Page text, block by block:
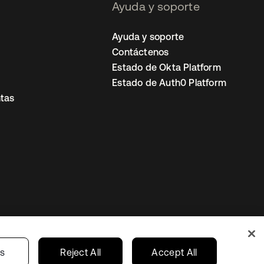
Ayuda y soporte
Ayuda y soporte
Contáctenos
Estado de Okta Platform
Estado de Auth0 Platform
Preferencias de cookies Mexico
Reject All Accept All